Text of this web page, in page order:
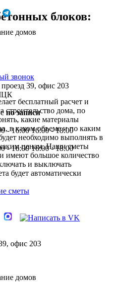
домов
звонок
39, офис 203
по записи
- 16:00 16:00 - 18:00
- 16:00 16:00 - 18:00
блоков:
бесплатный расчет и
дома, по
какие материалы
в каком объеме и по каким
необходимо выполнять в
каким ценам. Наши сметы
имеют большое количество
и выключать
будет автоматически
сметы
офис 203
домов